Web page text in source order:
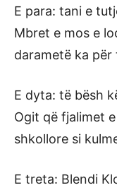
E para: tani e
Mbret e mos e
darametë ka për
E dyta: të bësh
Ogit që fjalimet
shkollore si
E treta: Blendi